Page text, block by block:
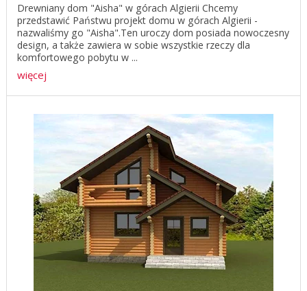
Drewniany dom "Aisha" w górach Algierii Chcemy
przedstawić Państwu projekt domu w górach Algierii -
nazwaliśmy go "Aisha".Ten uroczy dom posiada nowoczesny
design, a także zawiera w sobie wszystkie rzeczy dla
komfortowego pobytu w ...
więcej